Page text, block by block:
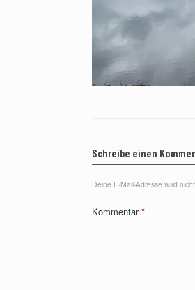
Schreibe einen
Deine E-Mail-Adresse wird
Kommentar*